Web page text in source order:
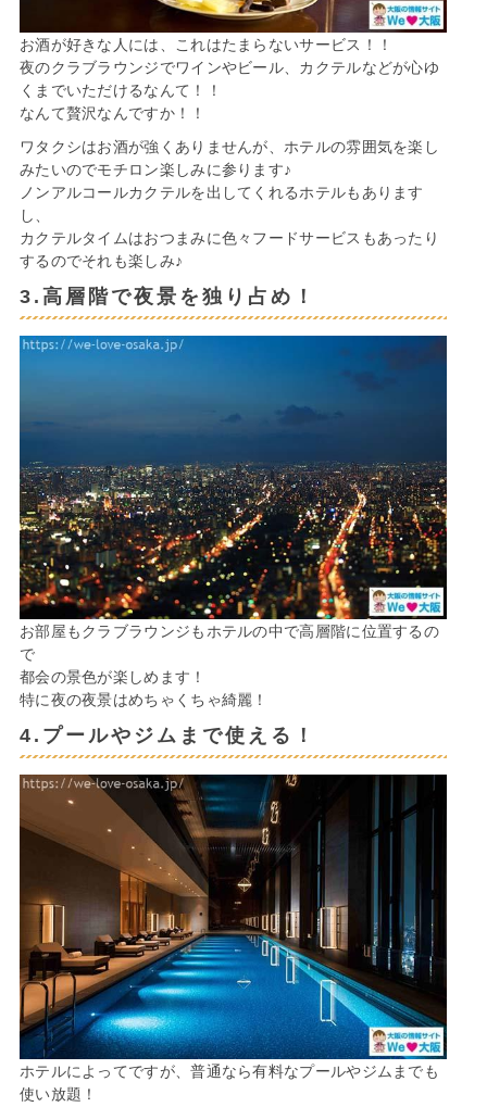
お酒が好きな人には、これはたまらないサービス！！
夜のクラブラウンジでワインやビール、カクテルなどが心ゆ
くまでいただけるなんて！！
なんて贅沢なんですか！！
ワタクシはお酒が強くありませんが、ホテルの雰囲気を楽し
みたいのでモチロン楽しみに参ります♪
ノンアルコールカクテルを出してくれるホテルもあります
し、
カクテルタイムはおつまみに色々フードサービスもあったり
するのでそれも楽しみ♪
3.高層階で夜景を独り占め！
お部屋もクラブラウンジもホテルの中で高層階に位置するの
で
都会の景色が楽しめます！
特に夜の夜景はめちゃくちゃ綺麗！
4.プールやジムまで使える！
ホテルによってですが、普通なら有料なプールやジムまでも
使い放題！